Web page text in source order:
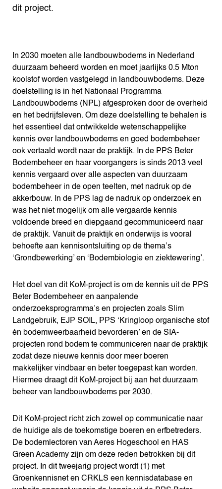
dit project.
In 2030 moeten alle landbouwbodems in Nederland
duurzaam beheerd worden en moet jaarlijks 0.5 Mton
koolstof worden vastgelegd in landbouwbodems. Deze
doelstelling is in het Nationaal Programma
Landbouwbodems (NPL) afgesproken door de overheid
en het bedrijfsleven. Om deze doelstelling te behalen is
het essentieel dat ontwikkelde wetenschappelijke
kennis over landbouwbodems en goed bodembeheer
ook vertaald wordt naar de praktijk. In de PPS Beter
Bodembeheer en haar voorgangers is sinds 2013 veel
kennis vergaard over alle aspecten van duurzaam
bodembeheer in de open teelten, met nadruk op de
akkerbouw. In de PPS lag de nadruk op onderzoek en
was het niet mogelijk om alle vergaarde kennis
voldoende breed en diepgaand gecommuniceerd naar
de praktijk. Vanuit de praktijk en onderwijs is vooral
behoefte aan kennisontsluiting op de thema’s
‘Grondbewerking’ en ‘Bodembiologie en ziektewering’.
Het doel van dit KoM-project is om de kennis uit de PPS
Beter Bodembeheer en aanpalende
onderzoeksprogramma’s en projecten zoals Slim
Landgebruik, EJP SOIL, PPS ‘Kringloop organische stof
én bodemweerbaarheid bevorderen’ en de SIA-
projecten rond bodem te communiceren naar de praktijk
zodat deze nieuwe kennis door meer boeren
makkelijker vindbaar en beter toegepast kan worden.
Hiermee draagt dit KoM-project bij aan het duurzaam
beheer van landbouwbodems per 2030.
Dit KoM-project richt zich zowel op communicatie naar
de huidige als de toekomstige boeren en erfbetreders.
De bodemlectoren van Aeres Hogeschool en HAS
Green Academy zijn om deze reden betrokken bij dit
project. In dit tweejarig project wordt (1) met
Groenkennisnet en CRKLS een kennisdatabase en